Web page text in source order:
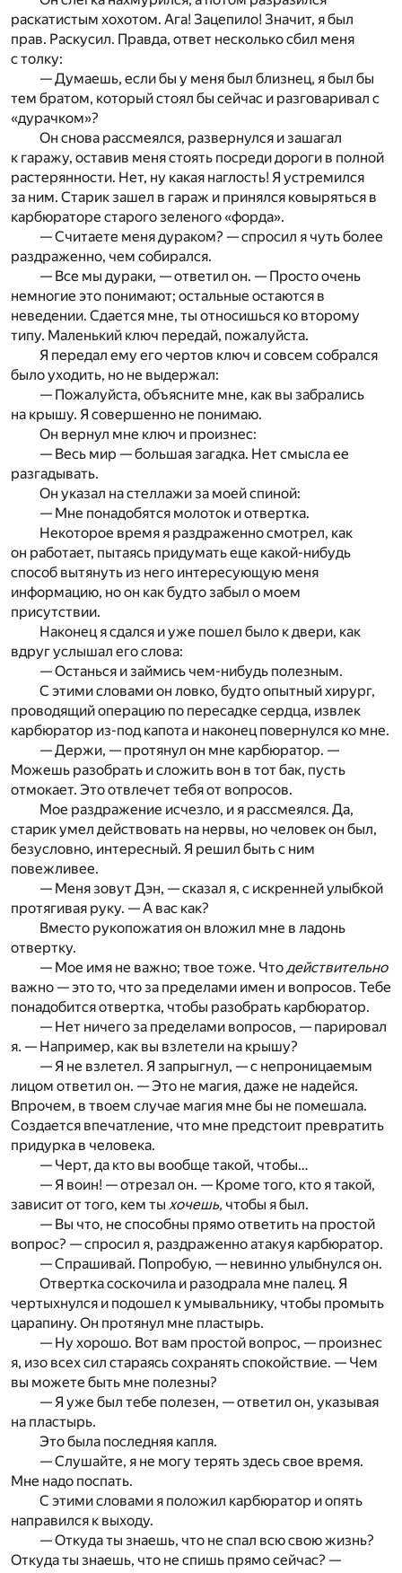
раскатистым хохотом. Ага! Зацепило! Значит, я был
прав. Раскусил. Правда, ответ несколько сбил меня
с толку:
— Думаешь, если бы у меня был близнец, я был бы
тем братом, который стоял бы сейчас и разговаривал с
«дурачком»?
Он снова рассмеялся, развернулся и зашагал
к гаражу, оставив меня стоять посреди дороги в полной
растерянности. Нет, ну какая наглость! Я устремился
за ним. Старик зашел в гараж и принялся ковыряться в
карбюраторе старого зеленого «форда».
— Считаете меня дураком? — спросил я чуть более
раздраженно, чем собирался.
— Все мы дураки, — ответил он. — Просто очень
немногие это понимают; остальные остаются в
неведении. Сдается мне, ты относишься ко второму
типу. Маленький ключ передай, пожалуйста.
Я передал ему его чертов ключ и совсем собрался
было уходить, но не выдержал:
— Пожалуйста, объясните мне, как вы забрались
на крышу. Я совершенно не понимаю.
Он вернул мне ключ и произнес:
— Весь мир — большая загадка. Нет смысла ее
разгадывать.
Он указал на стеллажи за моей спиной:
— Мне понадобятся молоток и отвертка.
Некоторое время я раздраженно смотрел, как
он работает, пытаясь придумать еще какой-нибудь
способ вытянуть из него интересующую меня
информацию, но он как будто забыл о моем
присутствии.
Наконец я сдался и уже пошел было к двери, как
вдруг услышал его слова:
— Останься и займись чем-нибудь полезным.
С этими словами он ловко, будто опытный хирург,
проводящий операцию по пересадке сердца, извлек
карбюратор из-под капота и наконец повернулся ко мне.
— Держи, — протянул он мне карбюратор. —
Можешь разобрать и сложить вон в тот бак, пусть
отмокает. Это отвлечет тебя от вопросов.
Мое раздражение исчезло, и я рассмеялся. Да,
старик умел действовать на нервы, но человек он был,
безусловно, интересный. Я решил быть с ним
повежливее.
— Меня зовут Дэн, — сказал я, с искренней улыбкой
протягивая руку. — А вас как?
Вместо рукопожатия он вложил мне в ладонь
отвертку.
— Мое имя не важно; твое тоже. Чтодействительно
важно — это то, что за пределами имен и вопросов. Тебе
понадобится отвертка, чтобы разобрать карбюратор.
— Нет ничего за пределами вопросов, — парировал
я. — Например, как вы взлетели на крышу?
— Я не взлетел. Я запрыгнул, — с непроницаемым
лицом ответил он. — Это не магия, даже не надейся.
Впрочем, в твоем случае магия мне бы не помешала.
Создается впечатление, что мне предстоит превратить
придурка в человека.
— Черт, да кто вы вообще такой, чтобы…
— Я воин! — отрезал он. — Кроме того, кто я такой,
зависит от того, кем ты хочешь, чтобы я был.
— Вы что, не способны прямо ответить на простой
вопрос? — спросил я, раздраженно атакуя карбюратор.
— Спрашивай. Попробую, — невинно улыбнулся он.
Отвертка соскочила и разодрала мне палец. Я
чертыхнулся и подошел к умывальнику, чтобы промыть
царапину. Он протянул мне пластырь.
— Ну хорошо. Вот вам простой вопрос, — произнес
я, изо всех сил стараясь сохранять спокойствие. — Чем
вы можете быть мне полезны?
— Я уже был тебе полезен, — ответил он, указывая
на пластырь.
Это была последняя капля.
— Слушайте, я не могу терять здесь свое время.
Мне надо поспать.
С этими словами я положил карбюратор и опять
направился к выходу.
— Откуда ты знаешь, что не спал всю свою жизнь?
Откуда ты знаешь, что не спишь прямо сейчас? —